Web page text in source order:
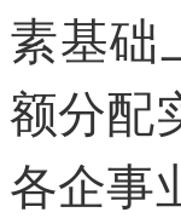
素基础
额分配
各企事